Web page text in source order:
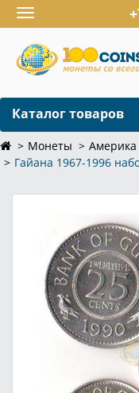
Toggle
navigation
Каталог товаров
Монеты Америка
Гайана 1967-1996